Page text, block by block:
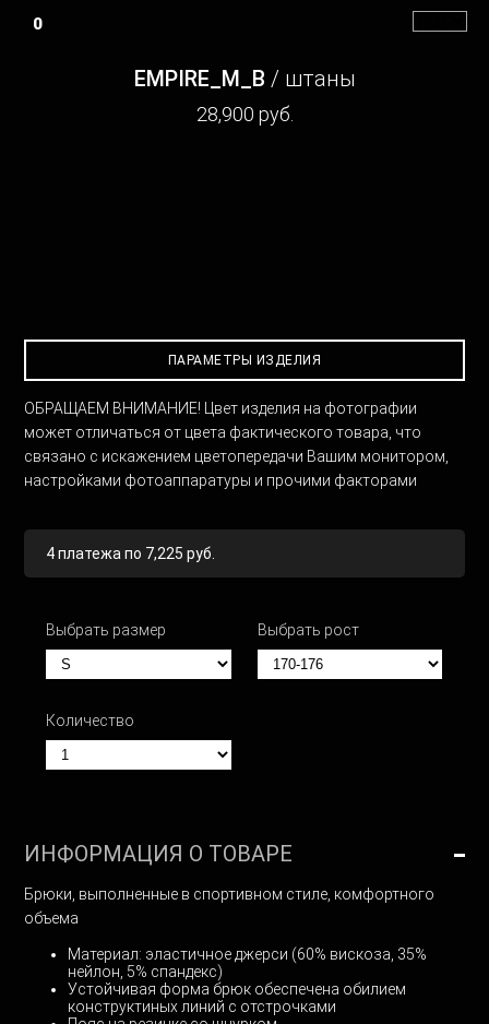
0
EMPIRE_M_B / штаны
28,900 руб.
ПАРАМЕТРЫ ИЗДЕЛИЯ
ОБРАЩАЕМ ВНИМАНИЕ! Цвет изделия на фотографии
может отличаться от цвета фактического товара, что
связано с искажением цветопередачи Вашим монитором,
настройками фотоаппаратуры и прочими факторами
4 платежа по 7,225 руб.
Выбрать размер Выбрать рост
Количество
ИНФОРМАЦИЯ О ТОВАРЕ
Брюки, выполненные в спортивном стиле, комфортного
объема
Материал: эластичное джерси (60% вискоза, 35%
нейлон, 5% спандекс)
Устойчивая форма брюк обеспечена обилием
конструктиных линий с отстрочками